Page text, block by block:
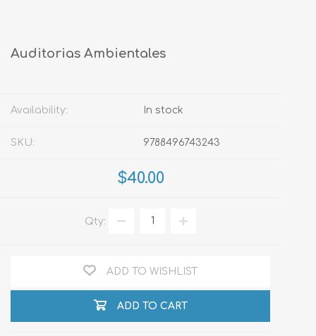
Auditorias Ambientales
Availability: In stock
SKU: 9788496743243
$40.00
Qty:
ADD TO WISHLIST
ADD TO CART